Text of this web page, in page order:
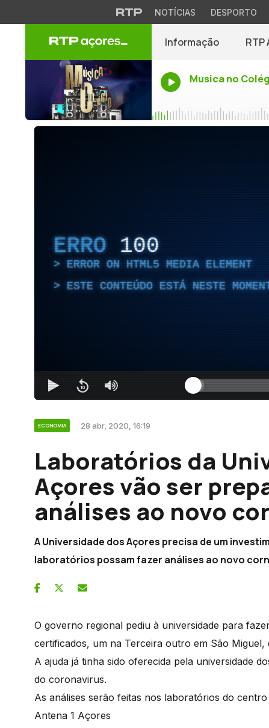
NOTÍCIAS DESPORTO
Informação RTP
Musica no
ERRO 100
ERROR ON HTML5 MEDIA ELEMENT
ESTE CONTEÚDO ESTÁ NESTE
ECONOMIA 28 abr, 2020, 16:19
Laboratórios da
Açores vão ser
análises ao novo
A Universidade dos Açores precisa de um
laboratórios possam fazer análises ao novo
O governo regional pediu à universidade para
certificados, um na Terceira outro em São Miguel,
A ajuda já tinha sido oferecida pela universidade
do coronavirus.
As análises serão feitas nos laboratórios do
Antena 1 Açores